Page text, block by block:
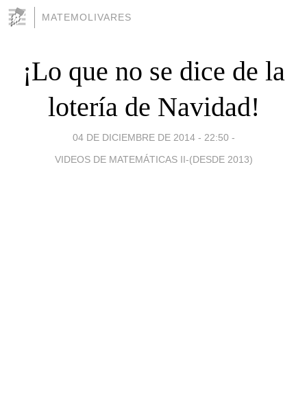
MATEMOLIVARES
¡Lo que no se dice de la
lotería de Navidad!
04 DE DICIEMBRE DE 2014 - 22:50 -
VIDEOS DE MATEMÁTICAS II-(DESDE 2013)